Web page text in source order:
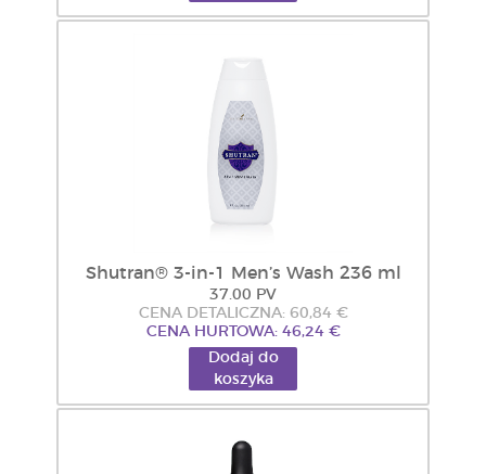
Shutran® 3-in-1 Men’s Wash 236 ml
37.00 PV
CENA DETALICZNA: 60,84 €
CENA HURTOWA: 46,24 €
Dodaj do
koszyka